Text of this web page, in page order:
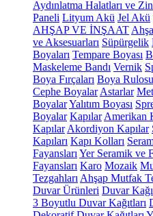
Aydınlatma Halatları ve
Paneli Lityum Akü Jel Akü
AHŞAP VE İNŞAAT
ve Aksesuarları Süpürgelik
Boyaları Tempare Boyası
Maskeleme Bandı Vernik
Boya Fırçaları Boya Rulosu
Cephe Boyalar Astarlar
BoyalarYalıtım Boyası
Boyalar Kapılar Amerikan
Kapılar Akordiyon Kapılar
Kapıları Kapı Kolları
Fayansları Yer Seramik ve
Fayansları Karo Mozaik
Tezgahları Ahşap Mutfak
Duvar Ürünleri Duvar
3 Boyutlu Duvar Kağıtları